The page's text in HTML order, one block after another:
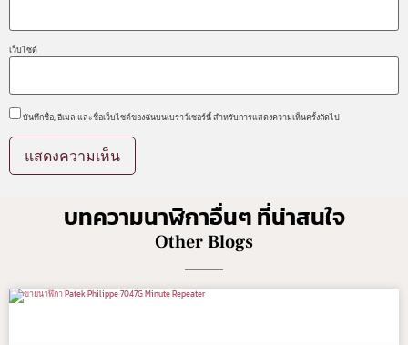
เว็บไซต์
บันทึกชื่อ, อีเมล และชื่อเว็บไซต์ของฉันบนเบราว์เซอร์นี้ สำหรับการแสดงความเห็นครั้งถัดไป
บทความนาฬิกาอื่นๆ ที่น่าสนใจ
Other Blogs